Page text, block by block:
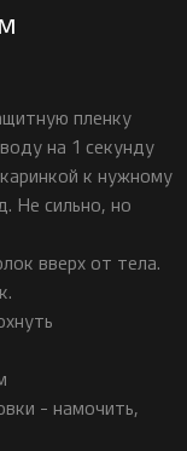
пленку
на 1 секунду
к нужному
Не сильно, но
вверх от тела.
- намочить,